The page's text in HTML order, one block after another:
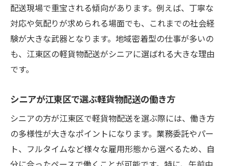
シフト自由な軽貨物配送がシニアに支持さ
れる訳
働きやすさ重視のシニア軽貨物配送の特徴
とは
生活スタイルに合わせやすい軽貨物配送の
工夫
シニアが希望するシフトで働ける配送の実
態
配送現場で重宝される傾向があります。例えば、丁寧な
対応や気配りが求められる場面でも、これまでの社会経
験が大きな武器となります。地域密着型の仕事が多いの
も、江東区の軽貨物配送がシニアに選ばれる大きな理由
です。
シニアが江東区で選ぶ軽貨物配送の働き方
シニアの方が江東区で軽貨物配送を選ぶ際には、働き方
の多様性が大きなポイントになります。業務委託やパー
ト、フルタイムなど様々な雇用形態から選べるため、自